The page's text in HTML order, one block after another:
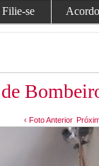
Filie-se
‹ Foto Anterior